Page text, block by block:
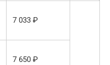
7 033 ₽
7 650 ₽